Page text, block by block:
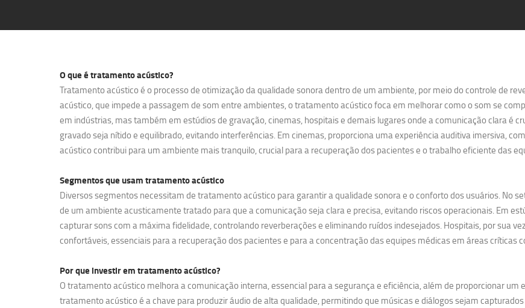
O que étratamento acústico?
Tratamento acústico é o processo de otimização da qualidade sonora dentro de um ambiente, por meio do controle de
acústico, que impede a passagem de som entre ambientes, o tratamento acústico foca em melhorar como o som se
em indústrias, mas também em estúdios de gravação, cinemas, hospitais e demais lugares onde a comunicação clara é
gravado seja nítido e equilibrado, evitando interferências. Em cinemas, proporciona uma experiência auditiva imersiva,
acústico contribui para um ambiente mais tranquilo, crucial para a recuperação dos pacientes e o trabalho eficiente das
Segmentos que usamtratamento acústico
Diversos segmentos necessitam de tratamento acústico para garantir a qualidade sonora e o conforto dos usuários. No
de um ambiente acusticamente tratado para que a comunicação seja clara e precisa, evitando riscos operacionais. Em
capturar sons com a máxima fidelidade, controlando reverberações e eliminando ruídos indesejados. Hospitais, por sua
confortáveis, essenciais para a recuperação dos pacientes e para a concentração das equipes médicas em áreas críticas
Por que investir emtratamento acústico?
O tratamento acústico melhora a comunicação interna, essencial para a segurança e eficiência, além de proporcionar
tratamento acústico é a chave para produzir áudio de alta qualidade, permitindo que músicas e diálogos sejam